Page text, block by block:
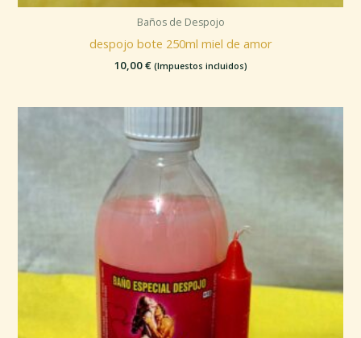
Baños de Despojo
despojo bote 250ml miel de amor
10,00€ (Impuestos incluidos)